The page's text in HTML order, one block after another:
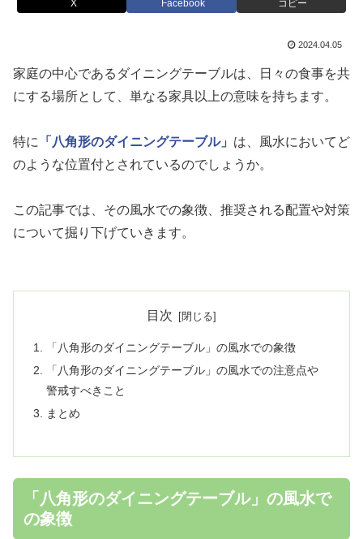
X Facebook コピー
2024.04.05
家庭の中心であるダイニングテーブルは、日々の食事を共
にする場所として、単なる家具以上の意味を持ちます。
特に 「八角形のダイニングテーブル」 は、風水においてど
のような位置付とされているのでしょうか。
この記事では、その風水での象徴、推奨される配置や対策
について掘り下げていきます。
目次
「八角形のダイニングテーブル」の風水での象徴
「八角形のダイニングテーブル」の風水での注意点や
警戒すべきこと
まとめ
「八角形のダイニングテーブル」の風水で
の象徴